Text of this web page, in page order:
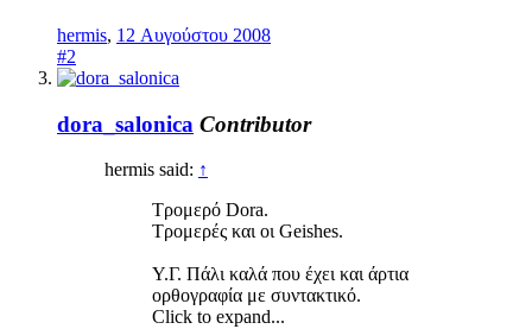
hermis, 12 Αυγούστου 2008
#2
dora_salonica Contributor
hermis said: ↑
Τρομερό Dora.
Τρομερές και οι Geishes.
Υ.Γ. Πάλι καλά που έχει και άρτια
ορθογραφία με συντακτικό.
Click to expand...